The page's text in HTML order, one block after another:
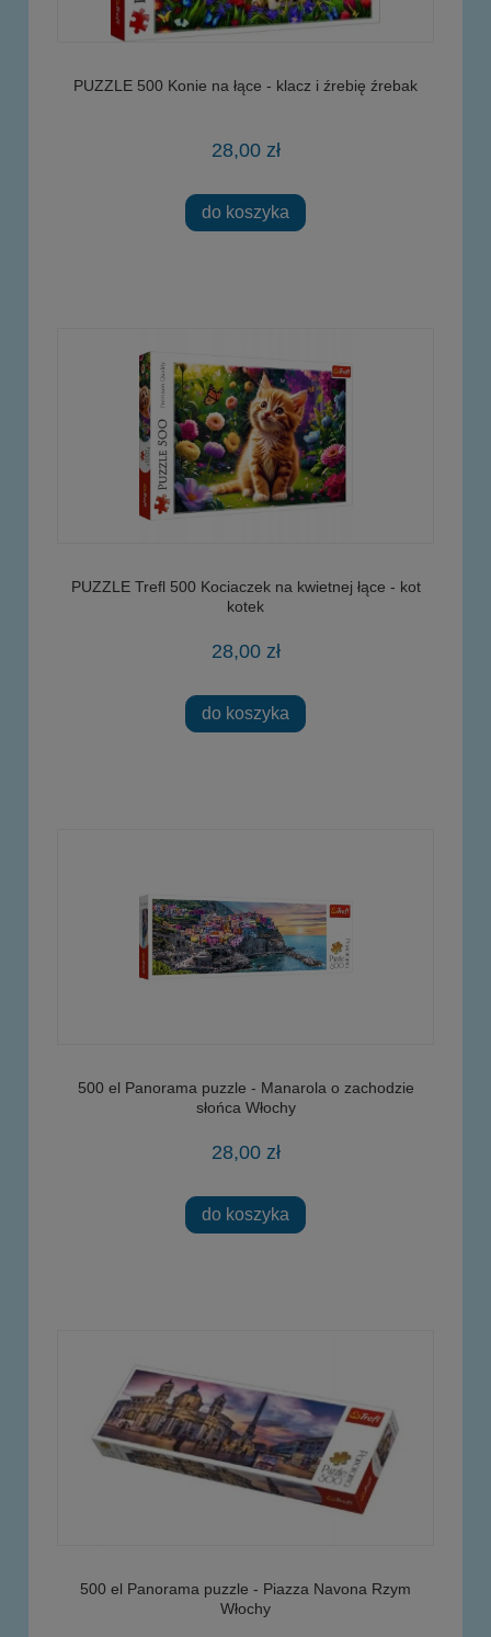
PUZZLE 500 Konie na łące - klacz i źrebię źrebak
28,00 zł
do koszyka
PUZZLE Trefl 500 Kociaczek na kwietnej łące - kot
kotek
28,00 zł
do koszyka
500 el Panorama puzzle - Manarola o zachodzie
słońca Włochy
28,00 zł
do koszyka
500 el Panorama puzzle - Piazza Navona Rzym
Włochy